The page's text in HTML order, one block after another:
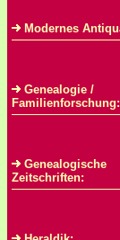
Modernes
Genealogie /
Familienforschung:
Genealogische
Zeitschriften: